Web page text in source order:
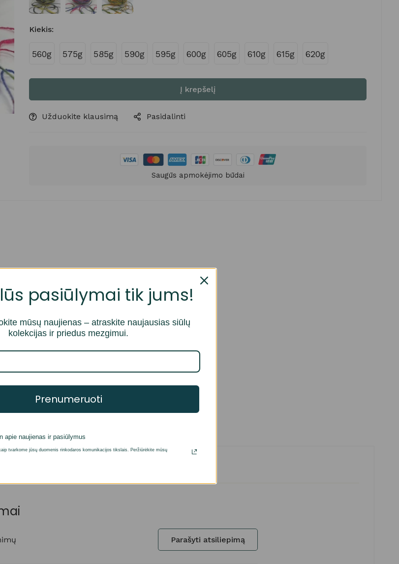
Kiekis:
560g 575g 585g 590g 595g 600g 605g 610g 615g 620g
Į krepšelį
Užduokite klausimą Pasidalinti
Saugūs apmokėjimo būdai
gali skirtis.
Parašyti atsiliepimą
pasiūlymai tik jums!
mūsų naujienas – atraskite naujausias siūlų
kolekcijas ir priedus mezgimui.
Prenumeruoti
apie naujienas ir pasiūlymus
tvarkome jūsų duomenis rinkodaros komunikacijos tikslais. Peržiūrėkite mūsų